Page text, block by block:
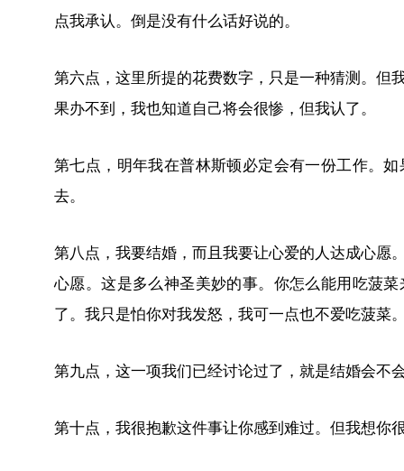
点我承认。倒是没有什么话好说的。
第六点，这里所提的花费数字，只是一种猜测。但
果办不到，我也知道自己将会很惨，但我认了。
第七点，明年我在普林斯顿必定会有一份工作。
去。
第八点，我要结婚，而且我要让心爱的人达成心愿
心愿。这是多么神圣美妙的事。你怎么能用吃菠
了。我只是怕你对我发怒，我可一点也不爱吃菠菜
第九点，这一项我们已经讨论过了，就是结婚会不
第十点，我很抱歉这件事让你感到难过。但我想你